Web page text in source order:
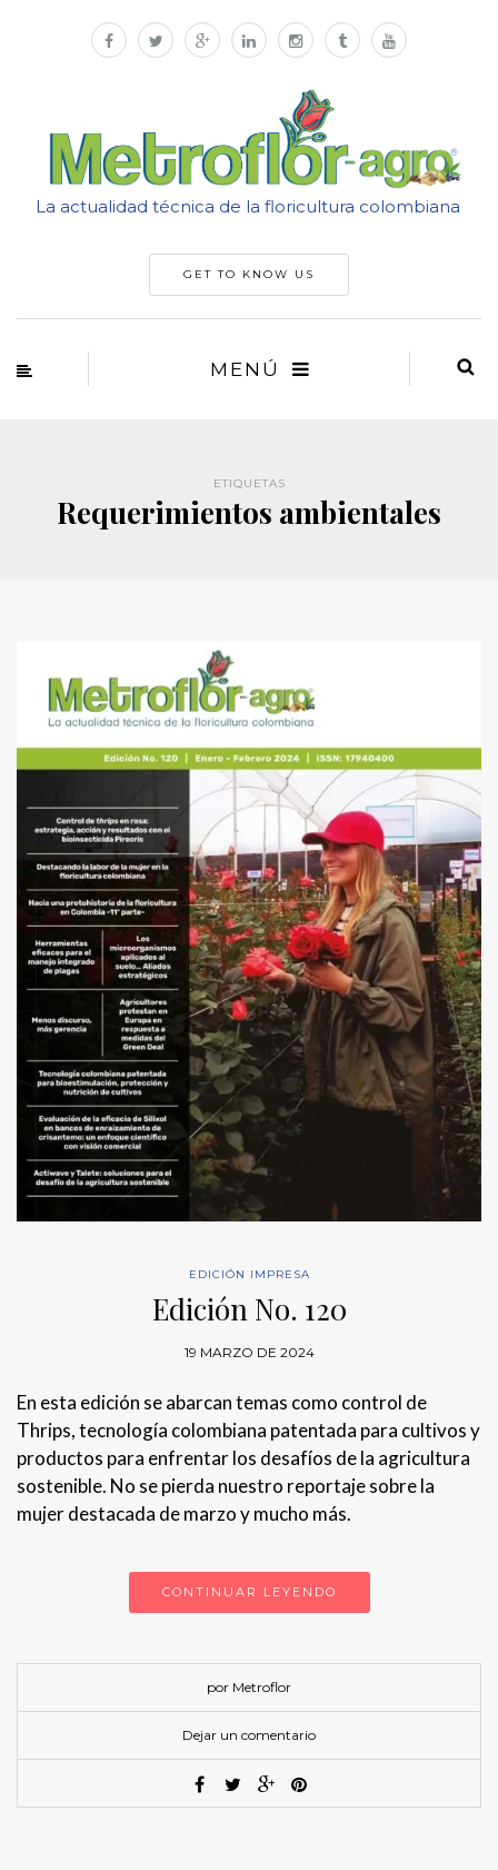
La actualidad técnica de la floricultura colombiana
GET TO KNOW US
MENÚ
ETIQUETAS
Requerimientos ambientales
EDICIÓN IMPRESA
Edición No. 120
19 MARZO DE 2024
En esta edición se abarcan temas como control de
Thrips, tecnología colombiana patentada para cultivos y
productos para enfrentar los desafíos de la agricultura
sostenible. No se pierda nuestro reportaje sobre la
mujer destacada de marzo y mucho más.
CONTINUAR LEYENDO
por Metroflor
Dejar un comentario